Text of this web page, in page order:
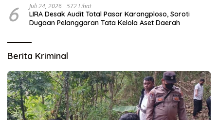
6 Juli 24, 2026 572 Lihat
LIRA Desak Audit Total Pasar Karangploso, Soroti
Dugaan Pelanggaran Tata Kelola Aset Daerah
Berita Kriminal